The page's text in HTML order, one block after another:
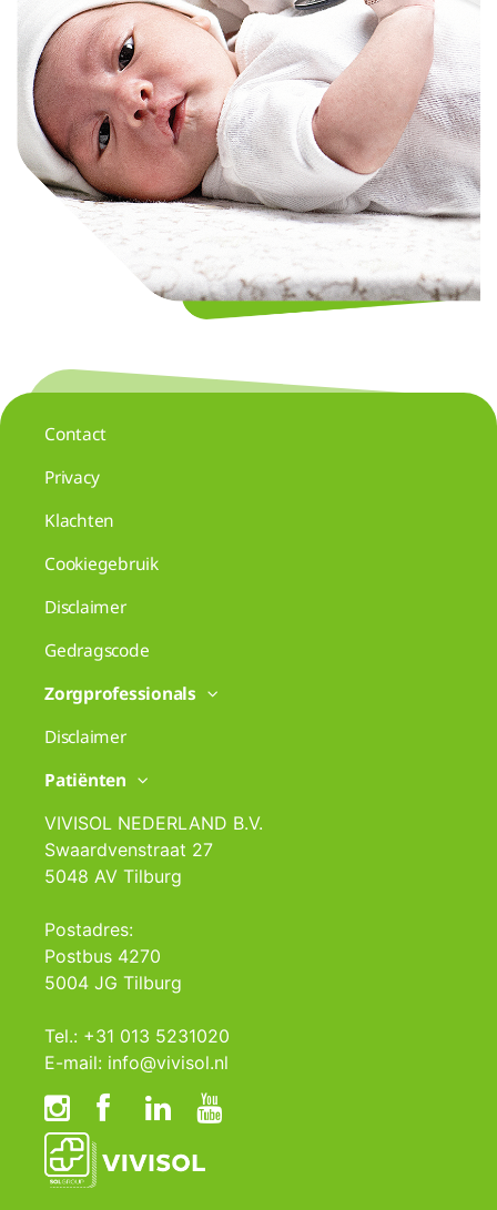
Contact
Privacy
Klachten
Cookiegebruik
Disclaimer
Gedragscode
Zorgprofessionals
Disclaimer
Patiënten
VIVISOL NEDERLAND B.V.
Swaardvenstraat 27
5048 AV Tilburg
Postadres:
Postbus 4270
5004 JG Tilburg
Tel.: +31 013 5231020
E-mail: info@vivisol.nl